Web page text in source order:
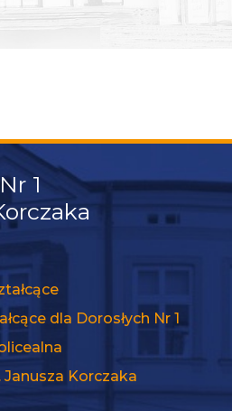
1
dla Dorosłych Nr 1
Janusza Korczaka